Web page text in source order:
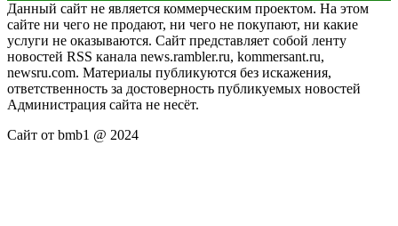
Данный сайт не является коммерческим проектом. На этом
сайте ни чего не продают, ни чего не покупают, ни какие
услуги не оказываются. Сайт представляет собой ленту
новостей RSS канала news.rambler.ru, kommersant.ru,
newsru.com. Материалы публикуются без искажения,
ответственность за достоверность публикуемых новостей
Администрация сайта не несёт.
Сайт от bmb1 @ 2024